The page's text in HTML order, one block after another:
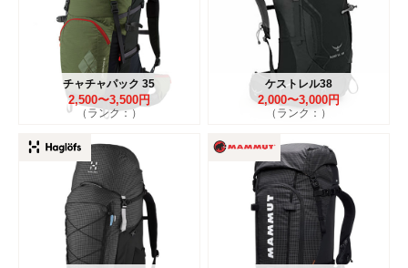
チャチャパック 35
2,500〜3,500円
（ランク：）
ケストレル38
2,000〜3,000円
（ランク：）